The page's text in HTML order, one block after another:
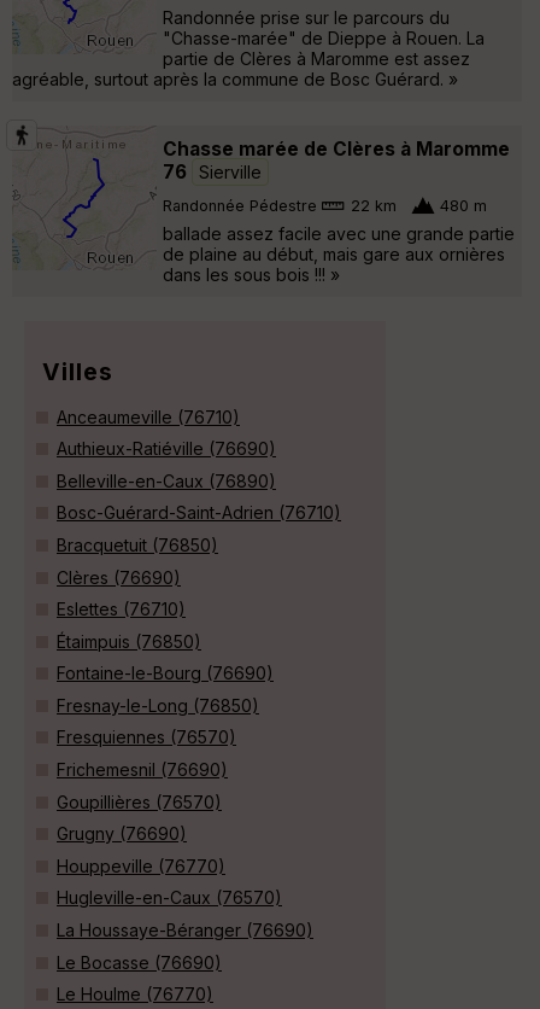
Randonnée prise sur le parcours du
"Chasse-marée" de Dieppe à Rouen. La
partie de Clères à Maromme est assez
agréable, surtout après la commune de Bosc Guérard. »
Chasse marée de Clères à Maromme
76
Sierville
Randonnée Pédestre 22 km 480 m
ballade assez facile avec une grande partie
de plaine au début, mais gare aux ornières
dans les sous bois !!! »
Villes
Anceaumeville (76710)
Authieux-Ratiéville (76690)
Belleville-en-Caux (76890)
Bosc-Guérard-Saint-Adrien (76710)
Bracquetuit (76850)
Clères (76690)
Eslettes (76710)
Étaimpuis (76850)
Fontaine-le-Bourg (76690)
Fresnay-le-Long (76850)
Fresquiennes (76570)
Frichemesnil (76690)
Goupillières (76570)
Grugny (76690)
Houppeville (76770)
Hugleville-en-Caux (76570)
La Houssaye-Béranger (76690)
Le Bocasse (76690)
Le Houlme (76770)